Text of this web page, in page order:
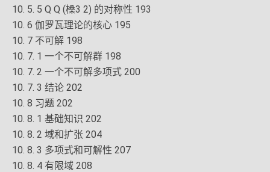
10. 5. 5 Q Q (槡3 2) 的对称性 193
10. 6 伽罗瓦理论的核心 195
10. 7 不可解 198
10. 7. 1 一个不可解群 198
10. 7. 2 一个不可解多项式 200
10. 7. 3 结论 202
10. 8 习题 202
10. 8. 1 基础知识 202
10. 8. 2 域和扩张 204
10. 8. 3 多项式和可解性 207
10. 8. 4 有限域 208